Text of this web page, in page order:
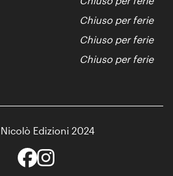
Chiuso per ferie
Chiuso per ferie
Chiuso per ferie
Edizioni 2024